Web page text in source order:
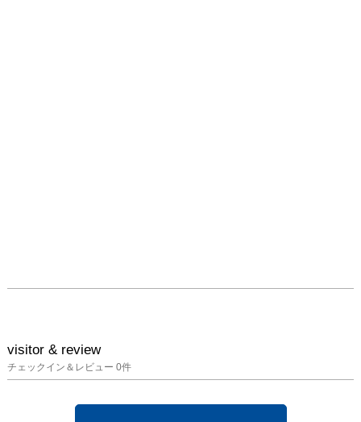
のように「簡素なものは
美しい」と・・・。 虹
丸
visitor & review
チェックイン＆レビュー 0件